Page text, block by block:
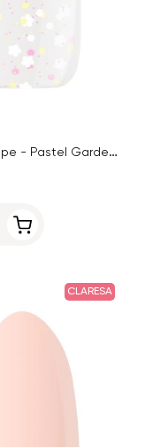
Claresa UV/LED gel TOP No Wipe - Pastel Garden, 5g
CLARESA